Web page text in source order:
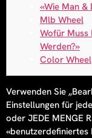
«Wie Man &
Mlb Wheel
Wofür Muss
Werden?»
Color Wheel
Verwenden Sie
Einstellungen für
oder JEDE MENGE